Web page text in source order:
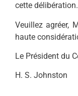
cette délibération.
Veuillez agréer,
haute
Le Président du
H. S. Johnston